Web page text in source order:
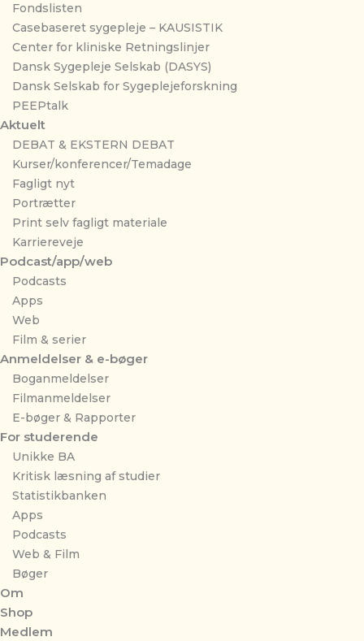
Fondslisten
Casebaseret sygepleje – KAUSISTIK
Center for kliniske Retningslinjer
Dansk Sygepleje Selskab (DASYS)
Dansk Selskab for Sygeplejeforskning
PEEPtalk
Aktuelt
DEBAT & EKSTERN DEBAT
Kurser/konferencer/Temadage
Fagligt nyt
Portrætter
Print selv fagligt materiale
Karriereveje
Podcast/app/web
Podcasts
Apps
Web
Film & serier
Anmeldelser & e-bøger
Boganmeldelser
Filmanmeldelser
E-bøger & Rapporter
For studerende
Unikke BA
Kritisk læsning af studier
Statistikbanken
Apps
Podcasts
Web & Film
Bøger
Om
Shop
Medlem